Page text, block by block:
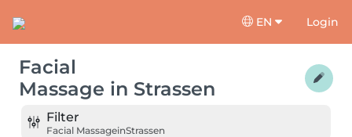
EN Login
Facial
Massage in Strassen
Filter
Facial MassageinStrassen